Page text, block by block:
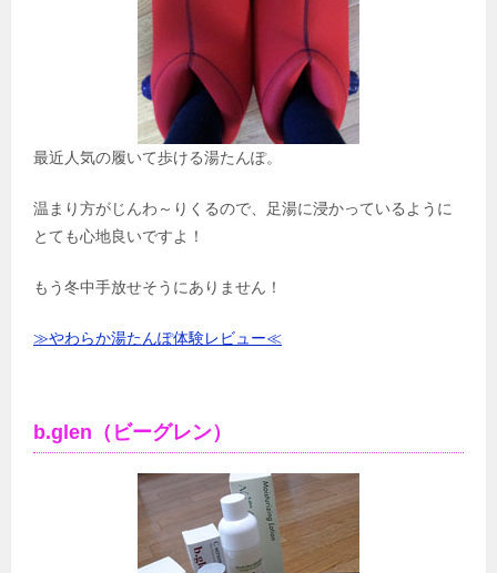
最近人気の履いて歩ける湯たんぽ。
温まり方がじんわ～りくるので、足湯に浸かっているように
とても心地良いですよ！
もう冬中手放せそうにありません！
≫やわらか湯たんぽ体験レビュー≪
b.glen（ビーグレン）